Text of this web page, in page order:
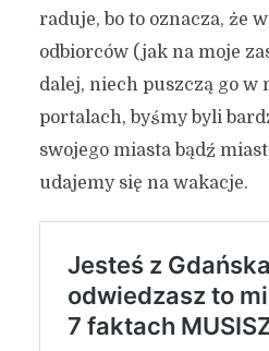
raduje, bo to oznacza, że
odbiorców (jak na moje
dalej, niech puszczą go w
portalach, byśmy byli
swojego miasta bądź
udajemy się na wakacje.